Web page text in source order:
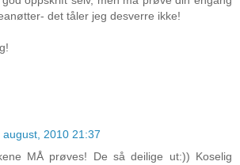
det tåler jeg desverre ikke!
august, 2010 21:37
MÅ prøves! De så deilige ut:)) Koselig